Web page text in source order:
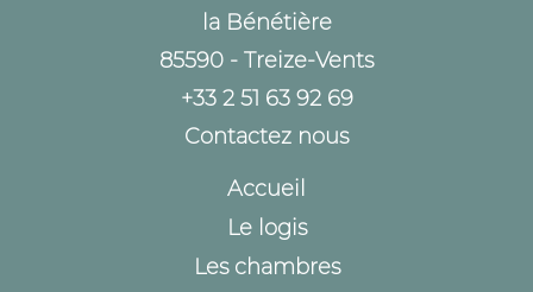
la Bénétière
85590 - Treize-Vents
+33 2 51 63 92 69
Contactez nous
Accueil
Le logis
Les chambres